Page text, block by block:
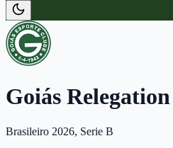
Goiás
Brasileiro 2026, Serie B